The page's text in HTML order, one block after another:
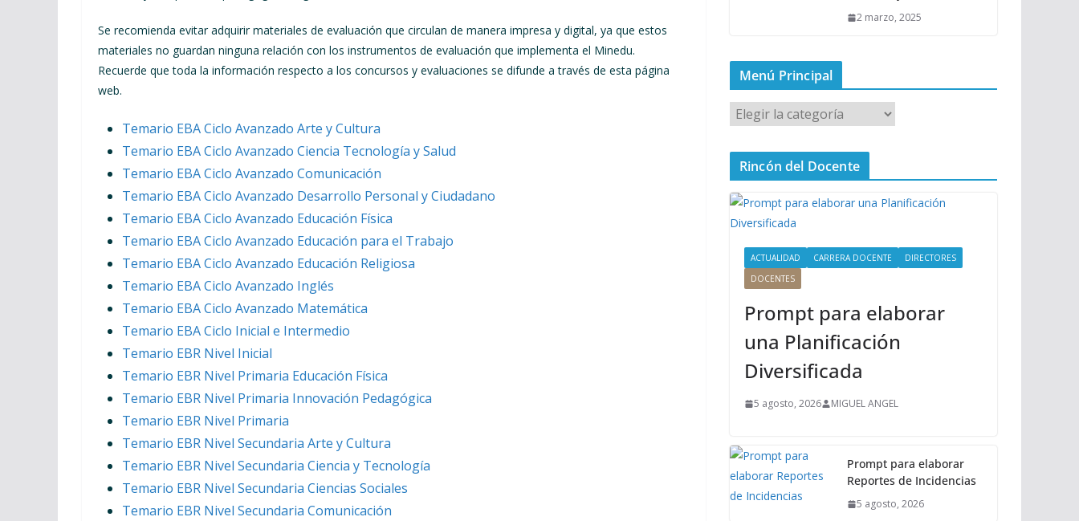
Se recomienda evitar adquirir materiales de evaluación que circulan de manera impresa y digital, ya que estos
materiales no guardan ninguna relación con los instrumentos de evaluación que implementa el Minedu.
Recuerde que toda la información respecto a los concursos y evaluaciones se difunde a través de esta página
web.
Temario EBA Ciclo Avanzado Arte y Cultura
Temario EBA Ciclo Avanzado Ciencia Tecnología y Salud
Temario EBA Ciclo Avanzado Comunicación
Temario EBA Ciclo Avanzado Desarrollo Personal y Ciudadano
Temario EBA Ciclo Avanzado Educación Física
Temario EBA Ciclo Avanzado Educación para el Trabajo
Temario EBA Ciclo Avanzado Educación Religiosa
Temario EBA Ciclo Avanzado Inglés
Temario EBA Ciclo Avanzado Matemática
Temario EBA Ciclo Inicial e Intermedio
Temario EBR Nivel Inicial
Temario EBR Nivel Primaria Educación Física
Temario EBR Nivel Primaria Innovación Pedagógica
Temario EBR Nivel Primaria
Temario EBR Nivel Secundaria Arte y Cultura
Temario EBR Nivel Secundaria Ciencia y Tecnología
Temario EBR Nivel Secundaria Ciencias Sociales
Temario EBR Nivel Secundaria Comunicación
2 marzo, 2025
Menú Principal
M
e
n
P
i
Rincón del Docente
ACTUALIDAD CARRERA DOCENTE
DIRECTORES
DOCENTES
Prompt para elaborar
una Planificación
Diversificada
5 agosto, 2026 MIGUEL ANGEL
Prompt para elaborar
Reportes de Incidencias
5 agosto, 2026